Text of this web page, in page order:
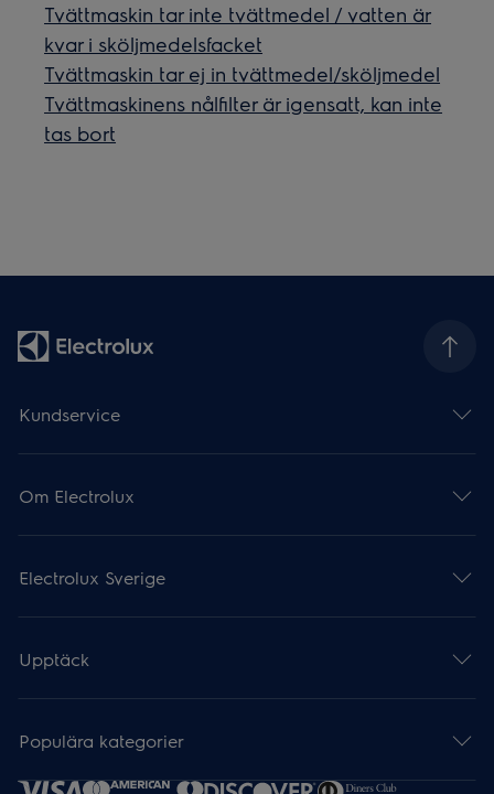
Tvättmaskin tar inte tvättmedel / vatten är
kvar i sköljmedelsfacket
Tvättmaskin tar ej in tvättmedel/sköljmedel
Tvättmaskinens nålfilter är igensatt, kan inte
tas bort
Kundservice
Om Electrolux
Electrolux Sverige
Upptäck
Populära kategorier